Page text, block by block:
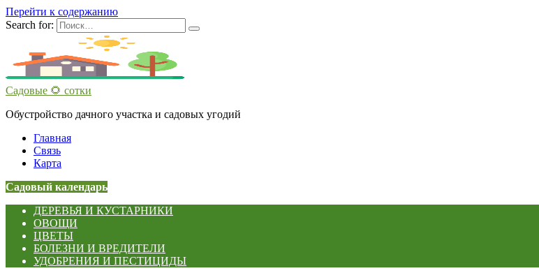
Перейти к содержанию
Search for:
Садовые 🌻 сотки
Обустройство дачного участка и садовых угодий
Главная
Связь
Карта
Садовый календарь
ДЕРЕВЬЯ И КУСТАРНИКИ
ОВОЩИ
ЦВЕТЫ
БОЛЕЗНИ И ВРЕДИТЕЛИ
УДОБРЕНИЯ И ПЕСТИЦИДЫ